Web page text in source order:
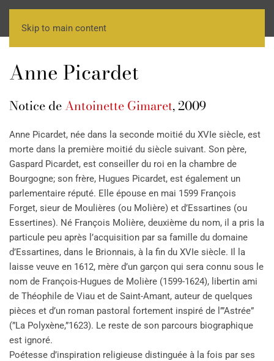
Skip to main content
Anne Picardet
Notice deAntoinette Gimaret, 2009
Anne Picardet, née dans la seconde moitié du XVIe siècle, est
morte dans la première moitié du siècle suivant. Son père,
Gaspard Picardet, est conseiller du roi en la chambre de
Bourgogne; son frère, Hugues Picardet, est également un
parlementaire réputé. Elle épouse en mai 1599 François
Forget, sieur de Moulières (ou Molière) et d’Essartines (ou
Essertines). Né François Molière, deuxième du nom, il a pris la
particule peu après l’acquisition par sa famille du domaine
d’Essartines, dans le Brionnais, à la fin du XVIe siècle. Il la
laisse veuve en 1612, mère d’un garçon qui sera connu sous le
nom de François-Hugues de Molière (1599-1624), libertin ami
de Théophile de Viau et de Saint-Amant, auteur de quelques
pièces et d’un roman pastoral fortement inspiré de l’”Astrée”
(”La Polyxène,”1623). Le reste de son parcours biographique
est ignoré.
Poétesse d’inspiration religieuse distinguée à la fois par ses